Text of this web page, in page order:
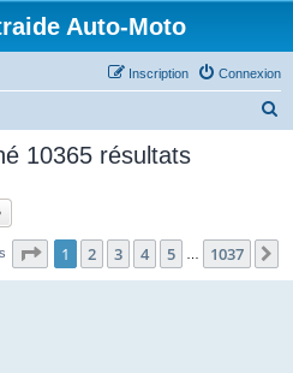
Auto-Moto
Connexion
Inscription
c
10365 résultats
Page 1sur1037
1 2 3 4 5 1037